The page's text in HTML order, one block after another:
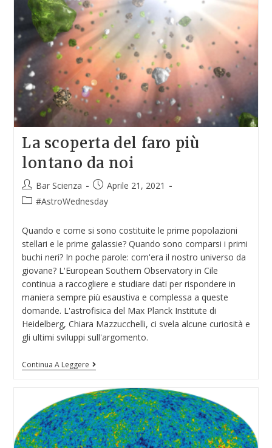
La scoperta del faro più
lontano da noi
Bar Scienza
Aprile 21, 2021
#AstroWednesday
Quando e come si sono costituite le prime popolazioni
stellari e le prime galassie? Quando sono comparsi i primi
buchi neri? In poche parole: com'era il nostro universo da
giovane? L'European Southern Observatory in Cile
continua a raccogliere e studiare dati per rispondere in
maniera sempre più esaustiva e complessa a queste
domande. L'astrofisica del Max Planck Institute di
Heidelberg, Chiara Mazzucchelli, ci svela alcune curiosità e
gli ultimi sviluppi sull'argomento.
Continua A Leggere